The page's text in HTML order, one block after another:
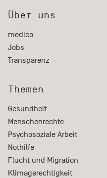
Über uns
medico
Jobs
Transparenz
Themen
Gesundheit
Menschenrechte
Psychosoziale Arbeit
Nothilfe
Flucht und Migration
Klimagerechtigkeit